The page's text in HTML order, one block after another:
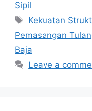
Sipil
Tags
Kekuatan
Pemasangan
Baja
Leave a